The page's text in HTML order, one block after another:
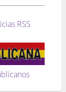
RSS